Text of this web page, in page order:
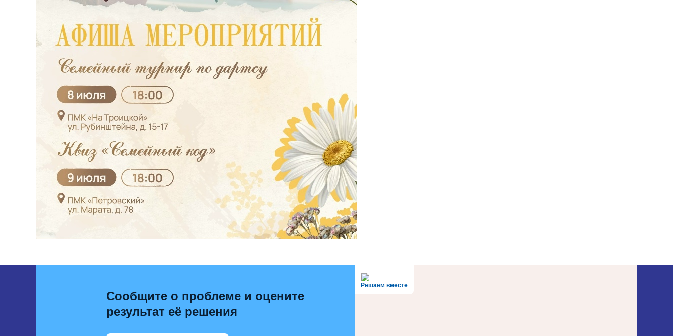
Решаем вместе
Сообщите о проблеме и оцените
результат её решения